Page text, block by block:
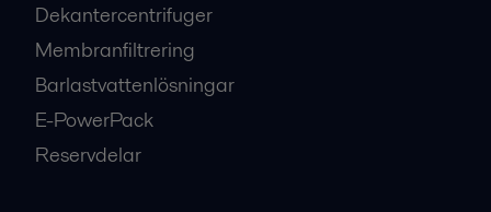
Dekantercentrifuger
Membranfiltrering
Barlastvattenlösningar
E-PowerPack
Reservdelar